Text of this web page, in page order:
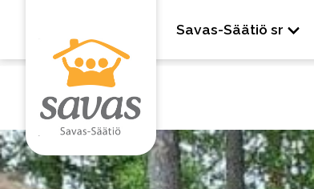
Savas-Säätiö sr